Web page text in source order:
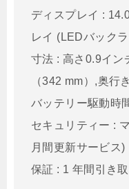
ディスプレイ :
レイ (LEDバック
寸法 : 高さ0.9イン
（342 mm）,奥行
バッテリー駆動時
セキュリティー :
月間更新サービス)
保証 : 1 年間引き